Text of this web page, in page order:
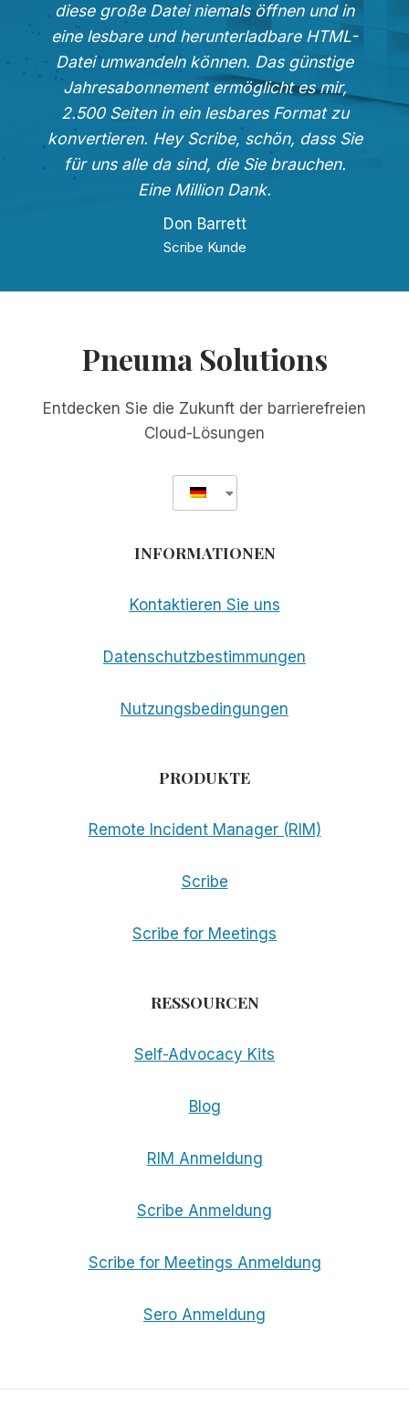
diese große Datei niemals öffnen und in
eine lesbare und herunterladbare HTML-
Datei umwandeln können. Das günstige
Jahresabonnement ermöglicht es mir,
2.500 Seiten in ein lesbares Format zu
konvertieren. Hey Scribe, schön, dass Sie
für uns alle da sind, die Sie brauchen.
Eine Million Dank.
Don Barrett
Scribe Kunde
Pneuma Solutions
Entdecken Sie die Zukunft der barrierefreien
Cloud-Lösungen
INFORMATIONEN
Kontaktieren Sie uns
Datenschutzbestimmungen
Nutzungsbedingungen
PRODUKTE
Remote Incident Manager (RIM)
Scribe
Scribe for Meetings
RESSOURCEN
Self-Advocacy Kits
Blog
RIM Anmeldung
Scribe Anmeldung
Scribe for Meetings Anmeldung
Sero Anmeldung